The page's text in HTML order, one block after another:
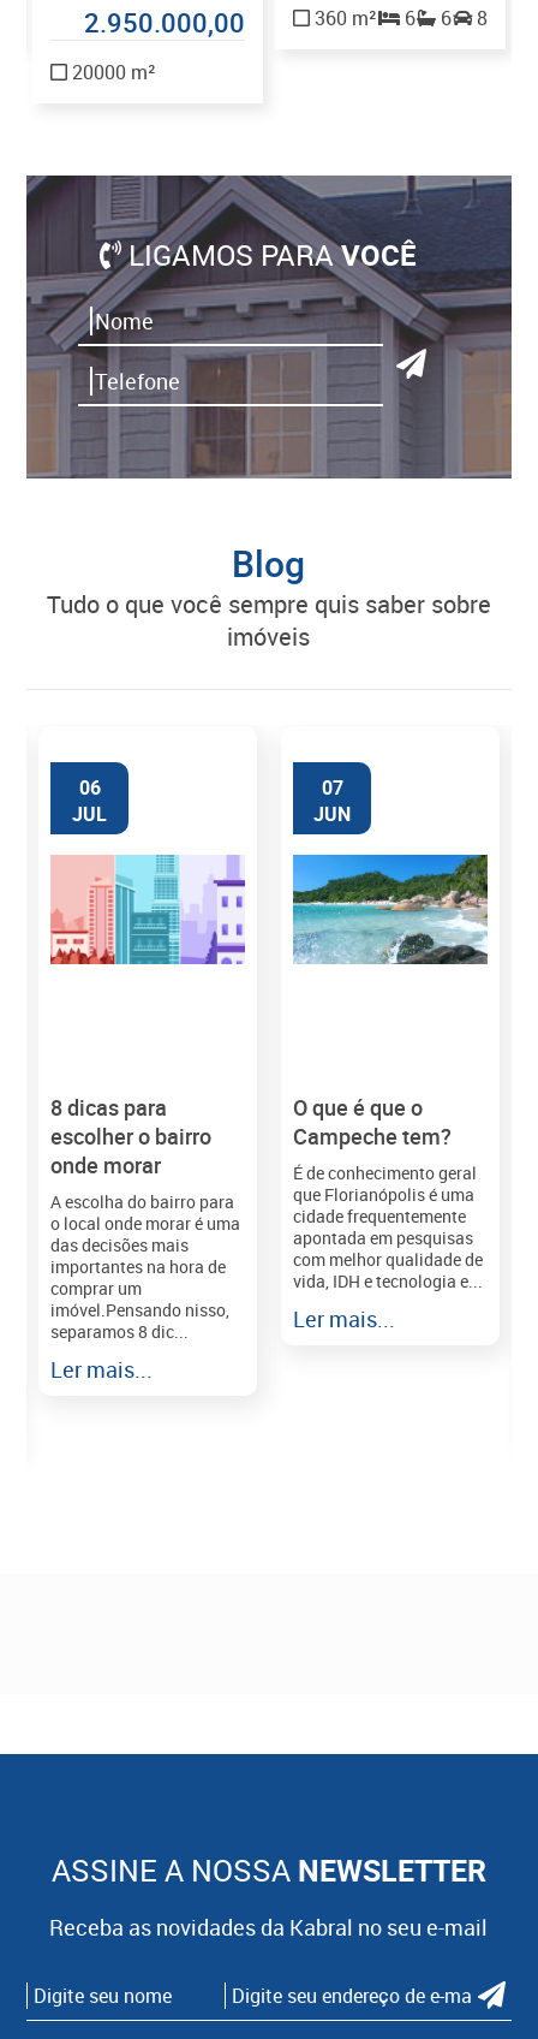
2.950.000,00
20000 m²
360 m² 6 6 8
LIGAMOS PARAVOCÊ
Blog
tudo o que você sempre quis saber sobre
imóveis
06
JUL
8 dicas para
escolher o bairro
onde morar
A escolha do bairro para
o local onde morar é uma
das decisões mais
importantes na hora de
comprar um
imóvel.Pensando nisso,
separamos 8 dic...
Ler mais...
07
JUN
O que é que o
Campeche tem?
É de conhecimento geral
que Florianópolis é uma
cidade frequentemente
apontada em pesquisas
com melhor qualidade de
vida, IDH e tecnologia e...
Ler mais...
ASSINE A NOSSA NEWSLETTER
Receba as novidades da Kabral no seu e-mail